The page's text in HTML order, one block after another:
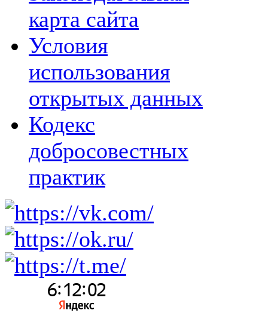
карта сайта
Условия
использования
открытых данных
Кодекс
добросовестных
практик